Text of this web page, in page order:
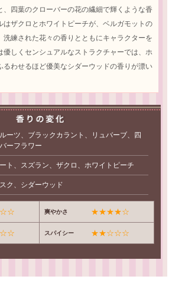
、四葉のクローバーの花の繊細で輝くような香
はザクロとホワイトピーチが、ベルガモットの
洗練された花々の香りとともにキャラクターを
優しくセンシュアルなストラクチャーでは、ホ
るわせるほど優美なシダーウッドの香りが漂い
ーツ、ブラックカラント、リュバーブ、四
ーフラワー
ト、スズラン、ザクロ、ホワイトピーチ
ク、シダーウッド
爽やかさ ★★★★☆
スパイシー ★★☆☆☆